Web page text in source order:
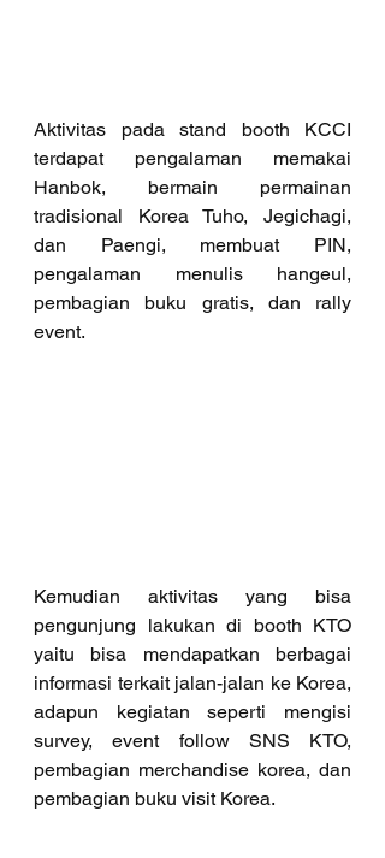
Aktivitas pada stand booth KCCI
terdapat pengalaman memakai
Hanbok, bermain permainan
tradisional Korea Tuho, Jegichagi,
dan Paengi, membuat PIN,
pengalaman menulis hangeul,
pembagian buku gratis, dan rally
event.
Kemudian aktivitas yang bisa
pengunjung lakukan di booth KTO
yaitu bisa mendapatkan berbagai
informasi terkait jalan-jalan ke Korea,
adapun kegiatan seperti mengisi
survey, event follow SNS KTO,
pembagian merchandise korea, dan
pembagian buku visit Korea.